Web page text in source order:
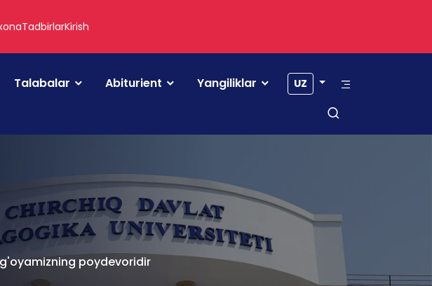
TadbirlarKirish
Talabalar Abiturient Yangiliklar UZ
poydevoridir